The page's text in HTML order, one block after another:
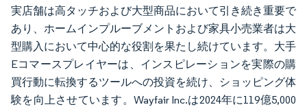
実店舗は高タッチおよび大型商品において引き続き重要で
あり、ホームインプルーブメントおよび家具小売業者は大
型購入において中心的な役割を果たし続けています。大手
Eコマースプレイヤーは、インスピレーションを実際の購
買行動に転換するツールへの投資を続け、ショッピング体
験を向上させています。Wayfair Inc.は2024年に119億5,000